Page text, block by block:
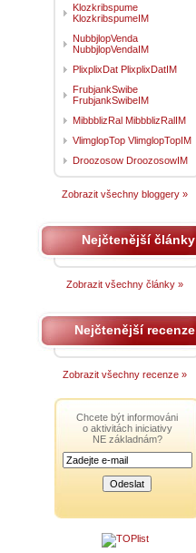
Klozkribspume
KlozkribspumeIM
NubbjlopVenda
NubbjlopVendaIM
PlixplixDat PlixplixDatIM
FrubjankSwibe
FrubjankSwibeIM
MibbblizRal MibbblizRalIM
VlimglopTop VlimglopTopIM
Droozosow DroozosowIM
Zobrazit všechny bloggery »
Nejčtenější články
Zobrazit všechny články »
Nejčtenější recenze
Zobrazit všechny recenze »
Chcete být informováni
o aktivitách iniciativy
NE základnám?